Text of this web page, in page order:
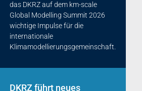
das DKRZ auf dem km-scale
Global Modelling Summit 2026
wichtige Impulse für die
internationale
Klimamodellierungsgemeinschaft.
DKRZ führt neues